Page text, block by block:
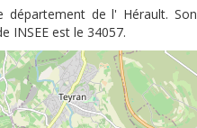
département de l' Hérault. Son
INSEE est le 34057.